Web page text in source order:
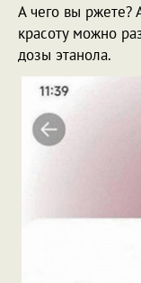
А чего вы ржете?
красоту можно
дозы этанола.